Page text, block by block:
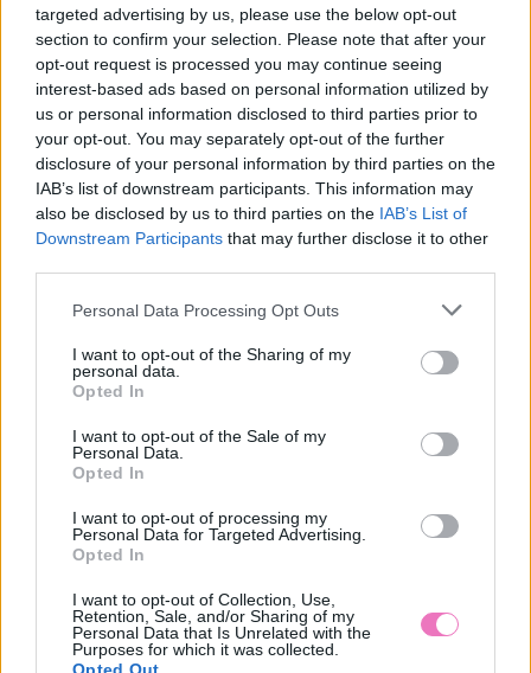
targeted advertising by us, please use the below opt-out
section to confirm your selection. Please note that after your
opt-out request is processed you may continue seeing
interest-based ads based on personal information utilized by
us or personal information disclosed to third parties prior to
your opt-out. You may separately opt-out of the further
disclosure of your personal information by third parties on the
IAB’s list of downstream participants. This information may
also be disclosed by us to third parties on the IAB’s List of
Downstream Participants that may further disclose it to other
Please note that this website/app uses one or more Google
not limited to your visit or usage behaviour. You may click to
grant or deny consent to Google and its third-party tags to
use your data for below specified purposes in below Google
consent section.
Personal Data Processing Opt Outs
I want to opt-out of the Sharing of my
personal data.
Opted In
I want to opt-out of the Sale of my
Personal Data.
Opted In
I want to opt-out of processing my
Personal Data for Targeted Advertising.
Opted In
I want to opt-out of Collection, Use,
Retention, Sale, and/or Sharing of my
Personal Data that Is Unrelated with the
Purposes for which it was collected.
Feliratkozom
Hozzájárulok, hogy a Bien.hu hírlevelet küldjön nekem. Az
adatkezelési tájékoztatót megismertem. A hozzájárulásom
bármikor visszavonható a levelek alján lévő leiratkozó
linkkel.
🎥 3 csillagjegy, akit próbára tesz a sors
Ezeket olvassákmost